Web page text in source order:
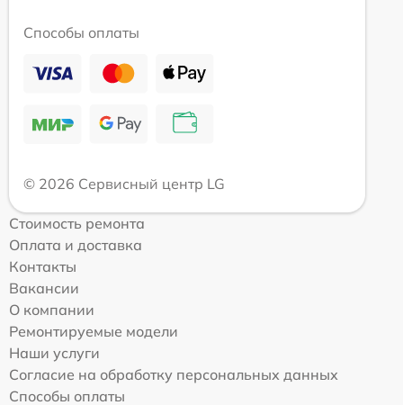
Способы оплаты
© 2026 Сервисный центр LG
Стоимость ремонта
Оплата и доставка
Контакты
Вакансии
О компании
Ремонтируемые модели
Наши услуги
Согласие на обработку персональных данных
Способы оплаты